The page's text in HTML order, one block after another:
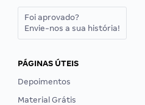
Foi aprovado?
Envie-nos a sua história!
PÁGINAS ÚTEIS
Depoimentos
Material Grátis